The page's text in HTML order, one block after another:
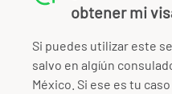
obtener mi
Si puedes utilizar este
salvo en algíún
México. Si ese es tu